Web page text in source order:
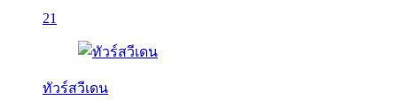
21
ทัวร์สวีเดน